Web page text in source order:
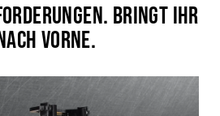
BRINGT IHR
VORNE.